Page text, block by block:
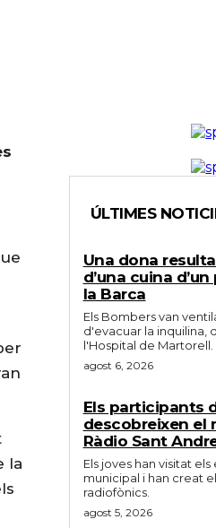
la
ÚLTIMES
Una dona
d’una cuina
la Barca
Els Bombers van
d'evacuar la inquilina,
l'Hospital de Martorell.
agost 6, 2026
Els participants
descobreixen el
Ràdio Sant
Els joves han visitat
municipal i han creat
radiofònics.
agost 5, 2026